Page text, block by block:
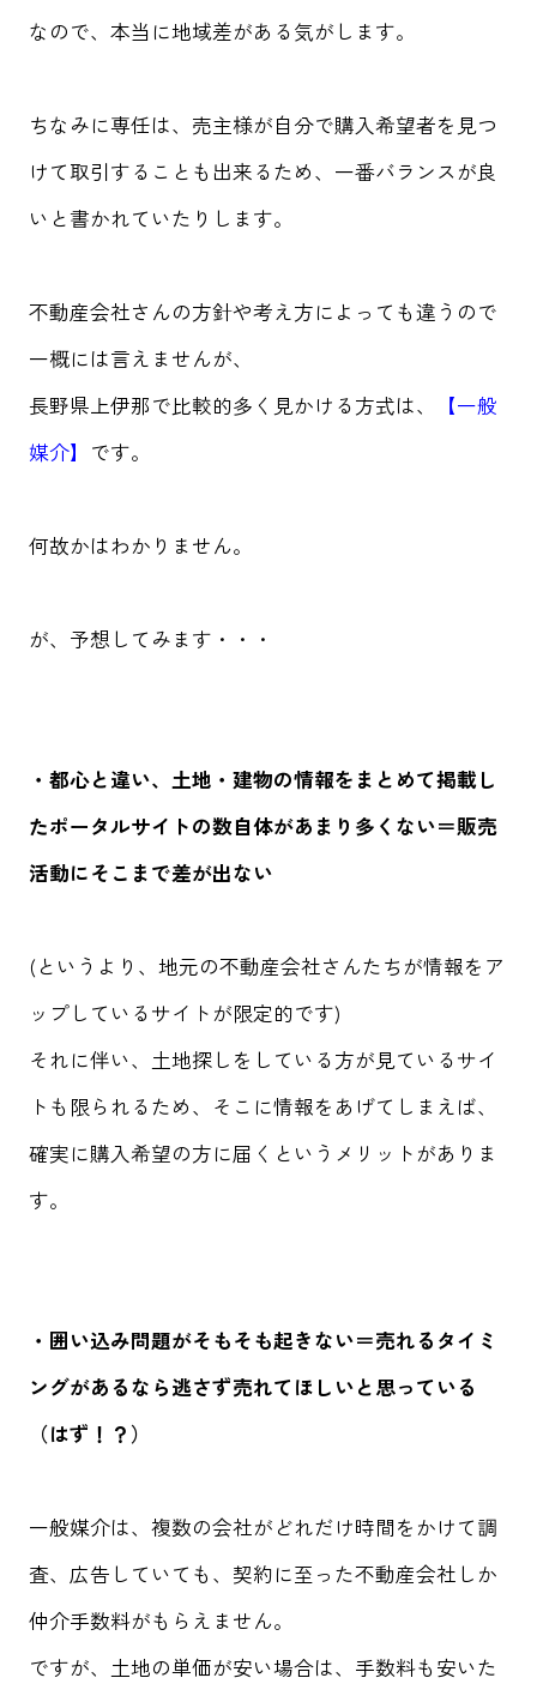
なので、本当に地域差がある気がします。
ちなみに専任は、売主様が自分で購入希望者を見つ
けて取引することも出来るため、一番バランスが良
いと書かれていたりします。
不動産会社さんの方針や考え方によっても違うので
一概には言えませんが、
長野県上伊那で比較的多く見かける方式は、
【一般
媒介】 です。
何故かはわかりません。
が、予想してみます・・・
・都心と違い、土地・建物の情報をまとめて掲載し
たポータルサイトの数自体があまり多くない＝販売
活動にそこまで差が出ない
(というより、地元の不動産会社さんたちが情報をア
ップしているサイトが限定的です)
それに伴い、土地探しをしている方が見ているサイ
トも限られるため、そこに情報をあげてしまえば、
確実に購入希望の方に届くというメリットがありま
す。
・囲い込み問題がそもそも起きない＝売れるタイミ
ングがあるなら逃さず売れてほしいと思っている
（はず！？）
一般媒介は、複数の会社がどれだけ時間をかけて調
査、広告していても、契約に至った不動産会社しか
仲介手数料がもらえません。
ですが、土地の単価が安い場合は、手数料も安いた